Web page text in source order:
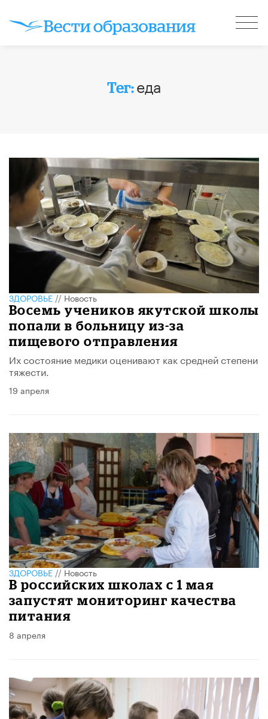
Тег:еда
ЗДОРОВЬЕ//Новость
Восемь учеников якутской школы
попали в больницу из-за
пищевого отправления
Их состояние медики оценивают как средней степени
тяжести.
19 апреля
ЗДОРОВЬЕ//Новость
В российских школах с 1 мая
запустят мониторинг качества
питания
8 апреля